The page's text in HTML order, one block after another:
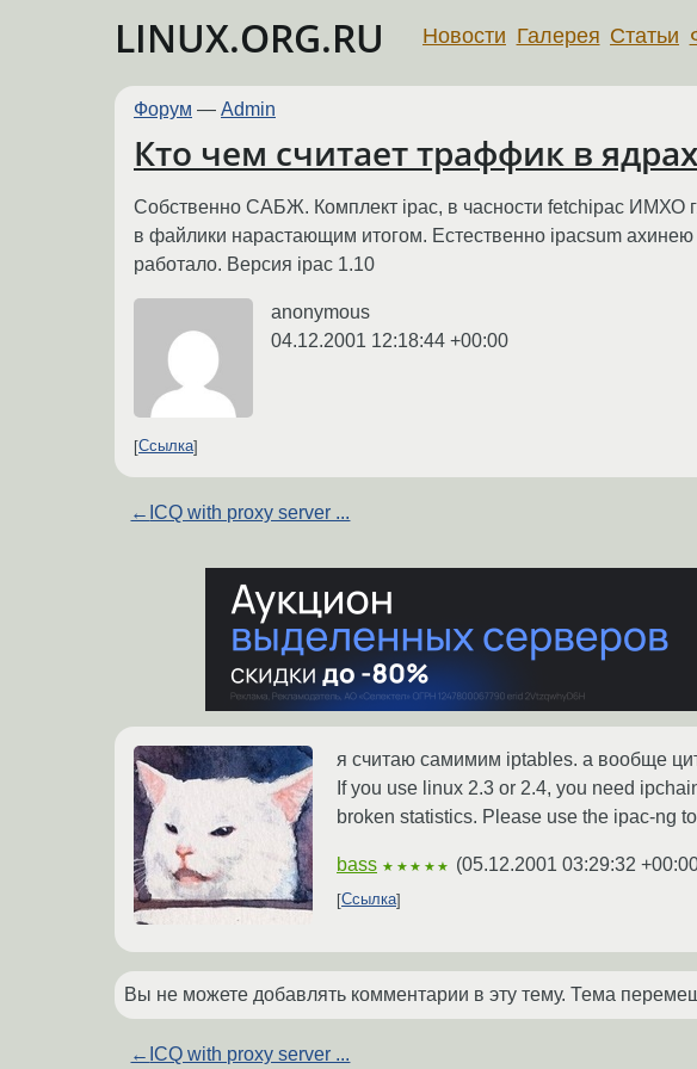
LINUX.ORG.RU Новости Галерея Статьи
Форум — Admin
Кто чем считает траффик в
Собственно САБЖ. Комплект ipac, в часности fetchipac ИМХО
в файлики нарастающим итогом. Естественно ipacsum
работало. Версия ipac 1.10
anonymous
04.12.2001 12:18:44 +00:00
Ссылка
← ICQ with proxy server ...
я считаю самимим iptables. а вообще
If you use linux 2.3 or 2.4, you need
broken statistics. Please use the ipac-ng
bass ★★★★★ (05.12.2001 03:29:32
Ссылка
Вы не можете добавлять комментарии в эту тему. Тема
← ICQ with proxy server ...